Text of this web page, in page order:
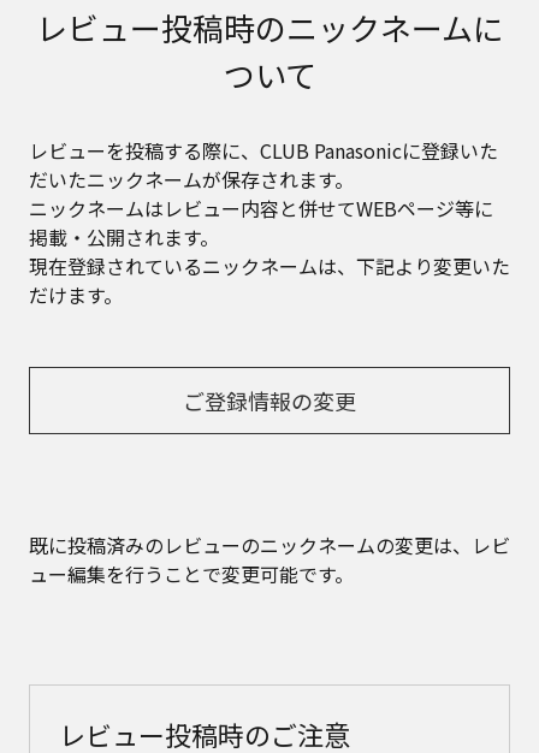
レビュー投稿時のニックネームに
ついて
レビューを投稿する際に、CLUB Panasonicに登録いた
だいたニックネームが保存されます。
ニックネームはレビュー内容と併せてWEBページ等に
掲載・公開されます。
現在登録されているニックネームは、下記より変更いた
だけます。
ご登録情報の変更
既に投稿済みのレビューのニックネームの変更は、レビ
ュー編集を行うことで変更可能です。
レビュー投稿時のご注意